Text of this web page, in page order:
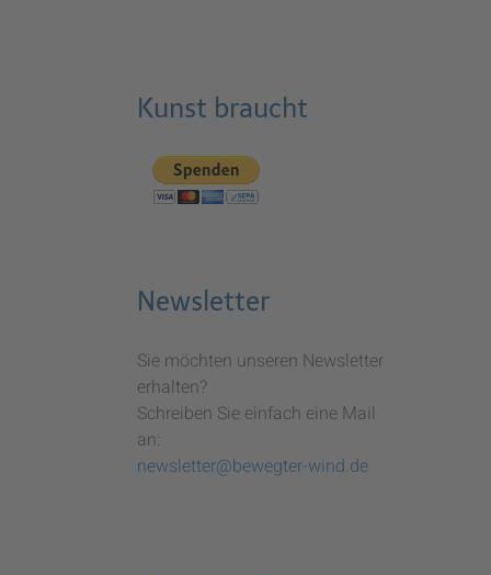
Kunst braucht
Newsletter
Sie möchten unseren Newsletter
erhalten?
Schreiben Sie einfach eine Mail
an:
newsletter@bewegter-wind.de